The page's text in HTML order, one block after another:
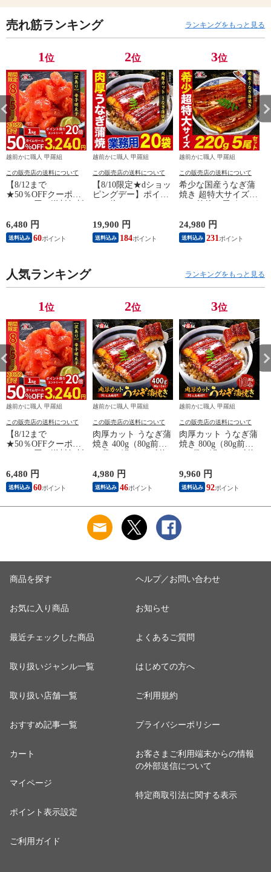
売れ筋ランキング ランキングをもっと見る
1位
越前かに職人 甲羅組
この販売店の送料について
【8/12まで
★50％OFFクーポン
で6,480円⇒送料無料
り/特切れ】辛子明太
子 めんたいこ 魚卵
おつまみ 晩酌 送料
6,480 円
送料込み 60
2位
越前かに職人 甲羅組
この販売店の送料について
【8/10限定★dショッ
ピングデー】ポイン
ト30倍<<さらにタイ
厚カット うなぎ蒲焼
き 1,600g（80g前後
×20袋）鰻 ウナギ 海
19,900 円
送料込み 184
3位
越前かに職人 甲羅組
この販売店の送料について
希少な国産うなぎ蒲
焼き 超特大サイズ
220g前後×5尾 うなぎ
ぎ 通販 うなぎ お取
り寄せ うなぎ食べ放
題 うなぎ大容量 う
24,980 円
送料込み 231
人気ランキング ランキングをもっと見る
1位
越前かに職人 甲羅組
この販売店の送料について
【8/12まで
★50％OFFクーポン
で6,480円⇒送料無料
り/特切れ】辛子明太
子 めんたいこ 魚卵
おつまみ 晩酌 送料
6,480 円
送料込み 60
2位
越前かに職人 甲羅組
この販売店の送料について
肉厚カット うなぎ蒲
焼き 400g（80g前後
×5袋） 鰻 ウナギ 海
ギフト 冷凍 送料無
料 海鮮vs肉 御中元
お中元 残暑見舞い
4,980 円
送料込み 46
3位
越前かに職人 甲羅組
この販売店の送料について
肉厚カット うなぎ蒲
焼き 800g（80g前後
×10袋）鰻 ウナギ 海
ギフト 冷凍 送料無
料 海鮮vs肉 御中元
お中元 残暑見舞い
9,960 円
送料込み 92
商品を探す
お気に入り商品
最近チェックした商品
取り扱いジャンル一覧
取り扱い店舗一覧
おすすめ記事一覧
カート
マイページ
ポイント表示設定
ご利用ガイド
ヘルプ／お問い合わせ
お知らせ
よくあるご質問
はじめての方へ
ご利用規約
プライバシーポリシー
お客さまご利用端末からの情報
の外部送信について
特定商取引法に関する表示